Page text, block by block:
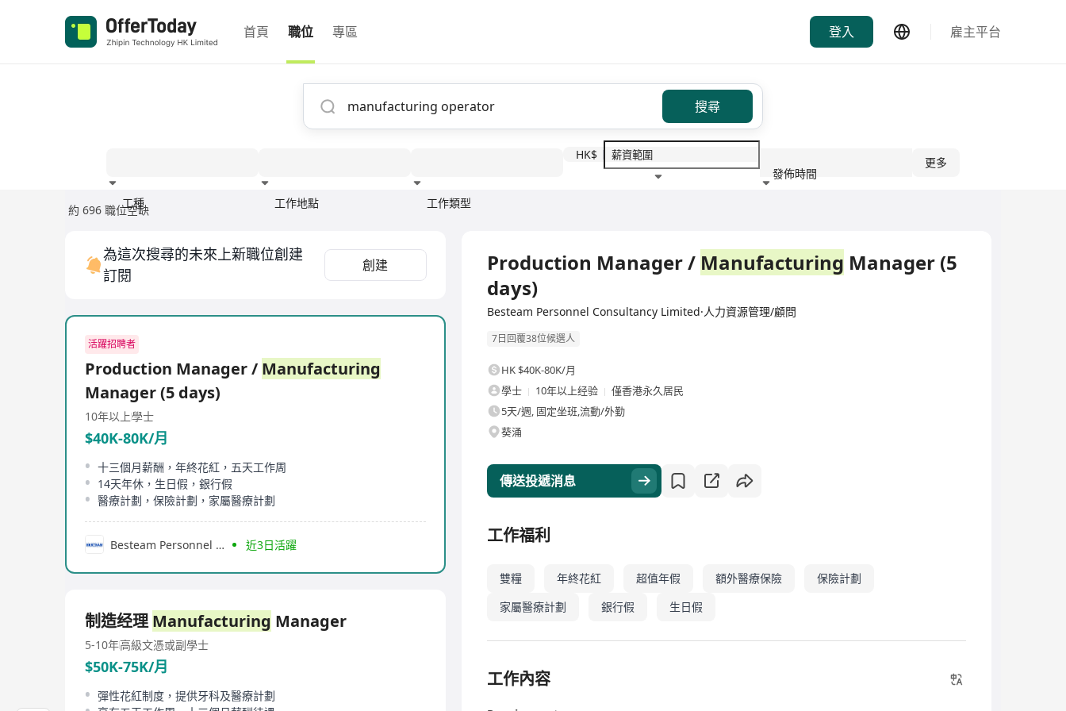
首頁 職位 專區 登入 雇主平台
搜尋
工種 工作地點 工作類型
HK$
發佈時間
更多
約 696 職位空缺
為這次搜尋的未來上新職位創建
訂閱
創建
活躍招聘者
Production Manager / Manufacturing
Manager (5 days)
10年以上學士
$40K-80K/月
十三個月薪酬，年終花紅，五天工作周
14天年休，生日假，銀行假
醫療計劃，保險計劃，家屬醫療計劃
Besteam Personnel Consultancy Limited 近3日活躍
制造经理Manufacturing Manager
5-10年高級文憑或副學士
$50K-75K/月
彈性花紅制度，提供牙科及醫療計劃
Production Manager / Manufacturing Manager (5
days)
Besteam Personnel Consultancy Limited·人力資源管理/顧問
7日回覆38位候選人
HK $40K-80K/月
學士
10年以上经验
僅香港永久居民
5天/週, 固定坐班,流動/外勤
葵涌
傳送投遞消息
工作福利
雙糧 年終花紅 超值年假 額外醫療保險
保險計劃
家屬醫療計劃
銀行假 生日假
工作內容